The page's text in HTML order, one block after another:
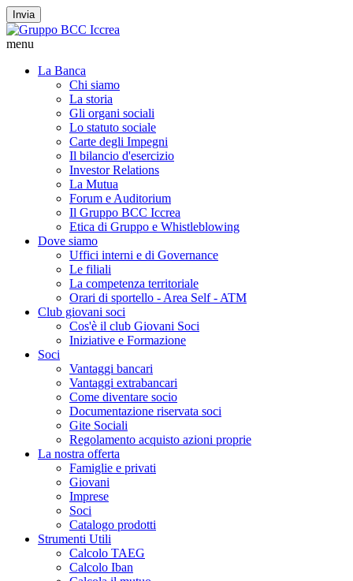
Invia
menu
La Banca
Chi siamo
La storia
Gli organi sociali
Lo statuto sociale
Carte degli Impegni
Il bilancio d'esercizio
Investor Relations
La Mutua
Forum e Auditorium
Il Gruppo BCC Iccrea
Etica di Gruppo e Whistleblowing
Dove siamo
Uffici interni e di Governance
Le filiali
La competenza territoriale
Orari di sportello - Area Self - ATM
Club giovani soci
Cos'è il club Giovani Soci
Iniziative e Formazione
Soci
Vantaggi bancari
Vantaggi extrabancari
Come diventare socio
Documentazione riservata soci
Gite Sociali
Regolamento acquisto azioni proprie
La nostra offerta
Famiglie e privati
Giovani
Imprese
Soci
Catalogo prodotti
Strumenti Utili
Calcolo TAEG
Calcolo Iban